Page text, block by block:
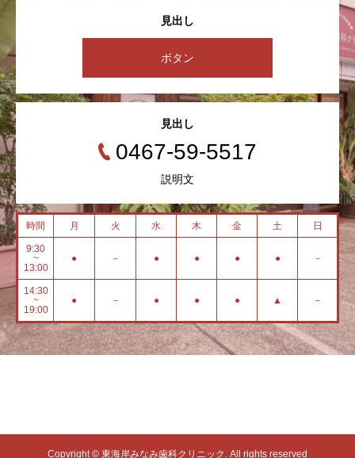
見出し
ボタン
見出し
0467-59-5517
説明文
時間 月 火 水 木 金 土 日
9:30
~
13:00
● － ● ● ● ● －
14:30
~
19:00
● － ● ● ● ▲ －
Copyright © 東海岸みなみ歯科クリニック. All rights reserved